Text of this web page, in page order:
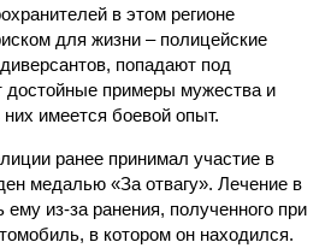
в этом регионе
для жизни – полицейские
попадают под
достойные примеры мужества и
имеется боевой опыт.
ранее принимал участие в
медалью «За отвагу». Лечение в
из-за ранения, полученного при
в котором он находился.